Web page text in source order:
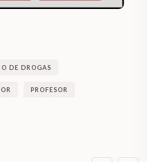
DE DROGAS
PROFESOR